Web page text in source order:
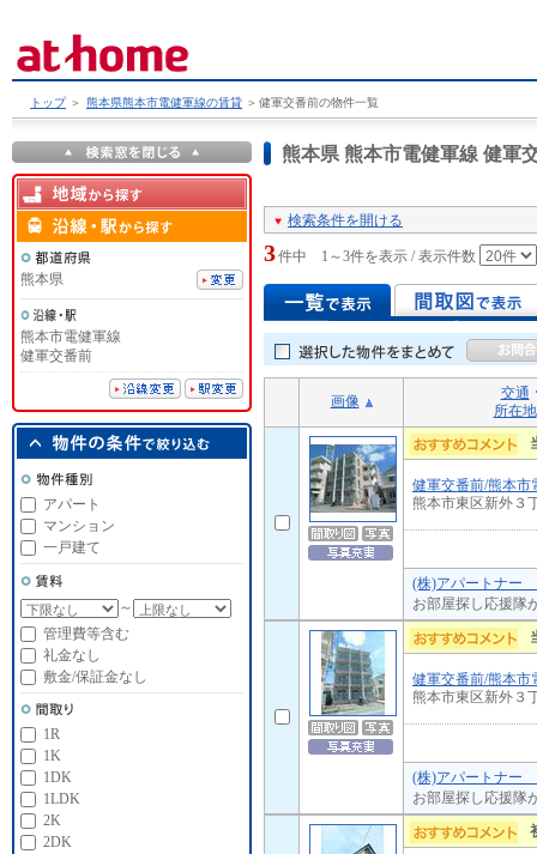
トップ ＞ 熊本県熊本市電健軍線の賃貸 ＞ 健軍交番前の物件一覧
熊本県 熊本市電健軍線 健軍
検索条件を開ける
3件中 1～3件を表示 / 表示件数
画像
交通
所在地
健軍交番前/熊本市
熊本市東区新外３
(株)アパートナー
お部屋探し応援隊
健軍交番前/熊本市
熊本市東区新外３
(株)アパートナー
お部屋探し応援隊
熊本県
熊本市電健軍線
健軍交番前
アパート
マンション
一戸建て
～
管理費等含む
礼金なし
敷金/保証金なし
1R
1K
1DK
1LDK
2K
2DK